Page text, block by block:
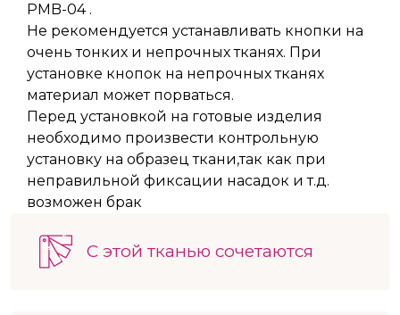
PMB-04 .
Не рекомендуется устанавливать кнопки на
очень тонких и непрочных тканях. При
установке кнопок на непрочных тканях
материал может порваться.
Перед установкой на готовые изделия
необходимо произвести контрольную
установку на образец ткани,так как при
неправильной фиксации насадок и т.д.
возможен брак
С этой тканью сочетаются